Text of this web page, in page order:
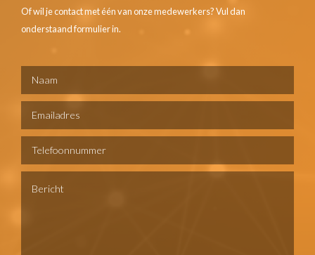
Of wil je contact met één van onze medewerkers? Vul dan
onderstaand formulier in.